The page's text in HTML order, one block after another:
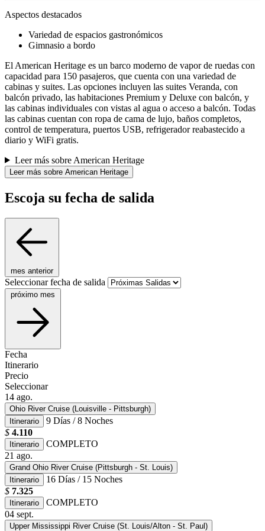
Aspectos destacados
Variedad de espacios gastronómicos
Gimnasio a bordo
El American Heritage es un barco moderno de vapor de ruedas con
capacidad para 150 pasajeros, que cuenta con una variedad de
cabinas y suites. Las opciones incluyen las suites Veranda, con
balcón privado, las habitaciones Premium y Deluxe con balcón, y
las cabinas individuales con vistas al agua o acceso a balcón. Todas
las cabinas cuentan con ropa de cama de lujo, baños completos,
control de temperatura, puertos USB, refrigerador reabastecido a
diario y WiFi gratis.
Leer más sobre American Heritage
Leer más sobre American Heritage
Escoja su fecha de salida
mes anterior
Seleccionar fecha de salida
próximo mes
Fecha
Itinerario
Precio
Seleccionar
14 ago.
Ohio River Cruise (Louisville - Pittsburgh)
Itinerario
9 Días / 8 Noches
$ 4.110
Itinerario
COMPLETO
21 ago.
Grand Ohio River Cruise (Pittsburgh - St. Louis)
Itinerario
16 Días / 15 Noches
$ 7.325
Itinerario
COMPLETO
04 sept.
Upper Mississippi River Cruise (St. Louis/Alton - St. Paul)